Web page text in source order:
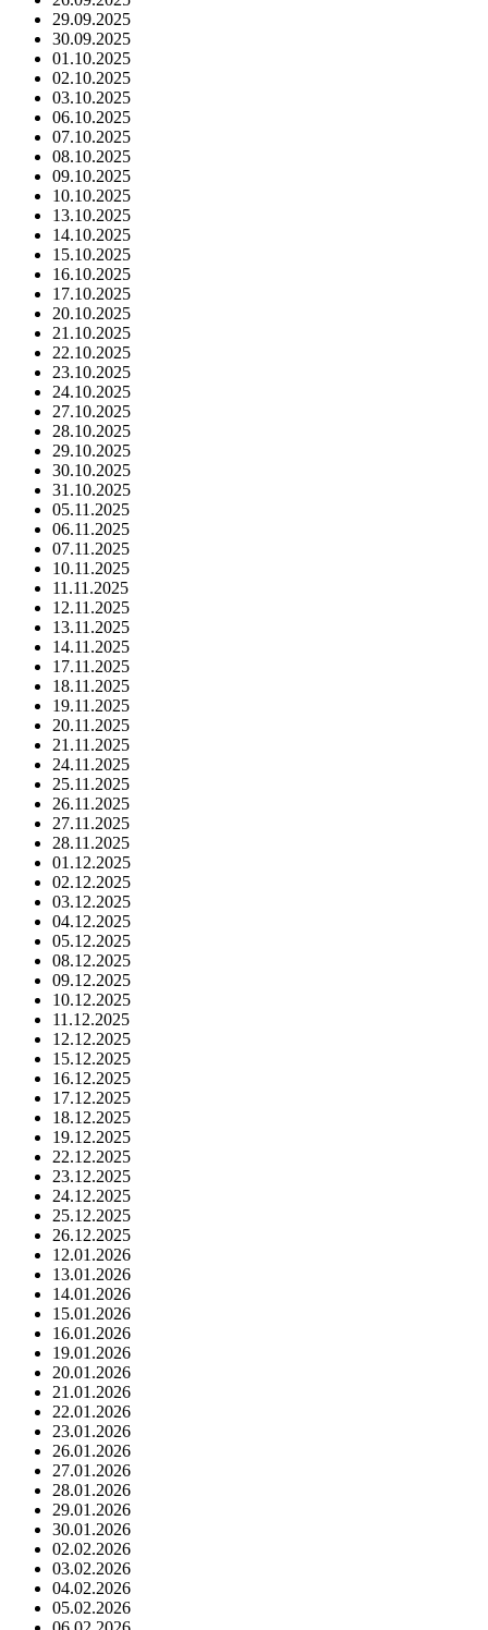
29.09.2025
30.09.2025
01.10.2025
02.10.2025
03.10.2025
06.10.2025
07.10.2025
08.10.2025
09.10.2025
10.10.2025
13.10.2025
14.10.2025
15.10.2025
16.10.2025
17.10.2025
20.10.2025
21.10.2025
22.10.2025
23.10.2025
24.10.2025
27.10.2025
28.10.2025
29.10.2025
30.10.2025
31.10.2025
05.11.2025
06.11.2025
07.11.2025
10.11.2025
11.11.2025
12.11.2025
13.11.2025
14.11.2025
17.11.2025
18.11.2025
19.11.2025
20.11.2025
21.11.2025
24.11.2025
25.11.2025
26.11.2025
27.11.2025
28.11.2025
01.12.2025
02.12.2025
03.12.2025
04.12.2025
05.12.2025
08.12.2025
09.12.2025
10.12.2025
11.12.2025
12.12.2025
15.12.2025
16.12.2025
17.12.2025
18.12.2025
19.12.2025
22.12.2025
23.12.2025
24.12.2025
25.12.2025
26.12.2025
12.01.2026
13.01.2026
14.01.2026
15.01.2026
16.01.2026
19.01.2026
20.01.2026
21.01.2026
22.01.2026
23.01.2026
26.01.2026
27.01.2026
28.01.2026
29.01.2026
30.01.2026
02.02.2026
03.02.2026
04.02.2026
05.02.2026